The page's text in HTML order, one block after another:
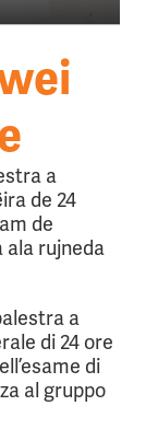
a
de 24
de
ala rujneda
a
di 24 ore
di
al gruppo